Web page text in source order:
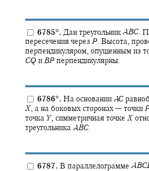
6785°. Дан треугольник ABC.
пересечения через P. Высота,
перпендикуляром, опущенным из
CQ и BP перпендикулярны.
6786°. На основании AC
X, а на боковых сторонах — точки
точка Y, симметричная точке X
треугольника ABC.
6787. В параллелограмме ABC